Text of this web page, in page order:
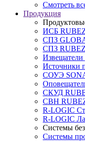
Смотреть
Продукция
ИСБ
СПЗ
СПЗ
Извещатели
Источники
СОУЭ
СКУД
СВН
R-LOGIC
R-LOGIC
Системы
Системы